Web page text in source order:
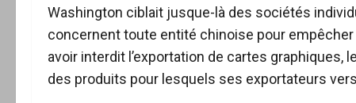
Washington ciblait jusque-là des sociétés
concernent toute entité chinoise pour
avoir interdit l’exportation de cartes
des produits pour lesquels ses exportateurs